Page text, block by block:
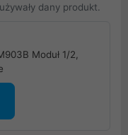
dany produkt.
Moduł 1/2,